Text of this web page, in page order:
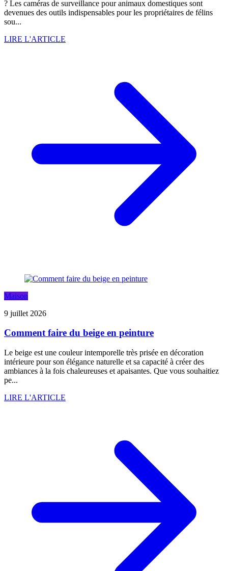
? Les caméras de surveillance pour animaux domestiques sont
devenues des outils indispensables pour les propriétaires de félins
sou...
LIRE L'ARTICLE
Maison
9 juillet 2026
Comment faire du beige en peinture
Le beige est une couleur intemporelle très prisée en décoration
intérieure pour son élégance naturelle et sa capacité à créer des
ambiances à la fois chaleureuses et apaisantes. Que vous souhaitiez
pe...
LIRE L'ARTICLE